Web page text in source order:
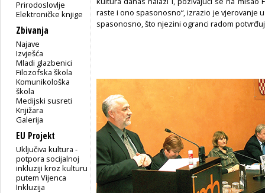
Prirodoslovlje
Elektroničke knjige
Zbivanja
Najave
Izvješća
Mladi glazbenici
Filozofska škola
Komunikološka
škola
Medijski susreti
Knjižara
Galerija
EU Projekt
Uključiva kultura -
potpora socijalnoj
inkluziji kroz kulturu
putem Vijenca
Inkluzija
raste i ono spasonosno“, izrazio je vjerovanje
spasonosno, što njezini ogranci radom